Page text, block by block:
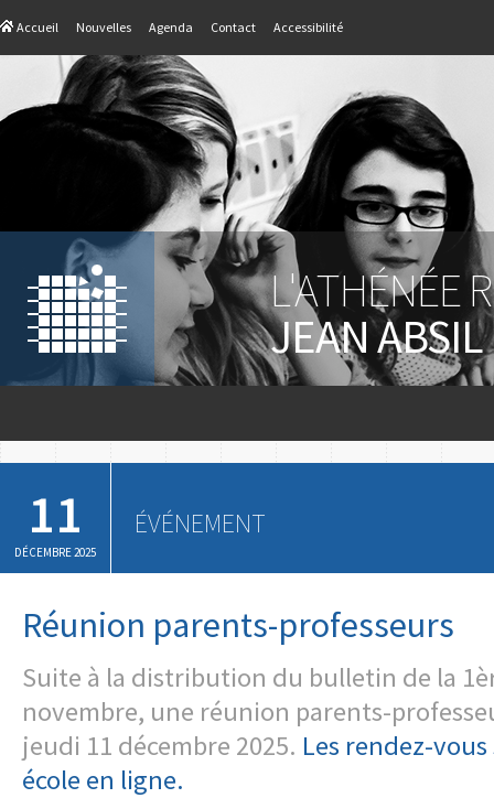
Accueil Nouvelles Agenda Contact Accessibilité
L'ATHÉNÉE
JEAN ABSIL
11
DÉCEMBRE 2025
ÉVÉNEMENT
Réunion parents-professeurs
Suite à la distribution du bulletin de la
novembre, une réunion parents-
jeudi 11 décembre 2025. Les rendez-
école en ligne.